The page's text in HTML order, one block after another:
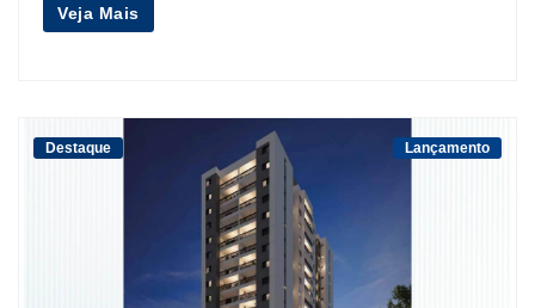
Veja Mais
Destaque Lançamento